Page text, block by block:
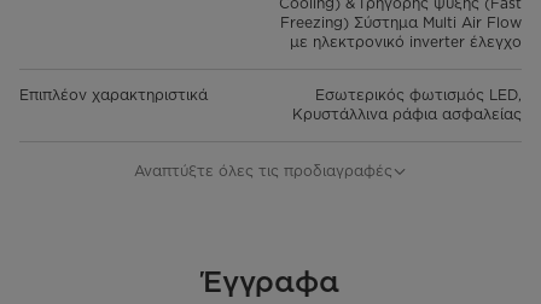
Freezing) Σύστημα Μulti Air Flow
με ηλεκτρονικό inverter έλεγχο
Επιπλέον χαρακτηριστικά
Εσωτερικός φωτισμός LED,
Κρυστάλλινα ράφια ασφαλείας
Επίπεδο Θορύβου
Διαστάσεις (Υ x Π x Β) cm
Αναπτύξτε όλες τις προδιαγραφές
Έγγραφα